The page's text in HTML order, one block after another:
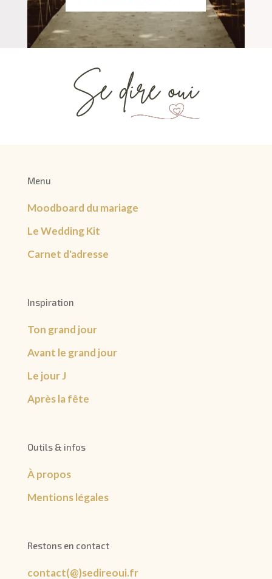
Menu
Moodboard du mariage
Le Wedding Kit
Carnet d'adresse
Inspiration
Ton grand jour
Avant le grand jour
Le jour J
Après la fête
Outils & infos
À propos
Mentions légales
Restons en contact
contact(@)sedireoui.fr